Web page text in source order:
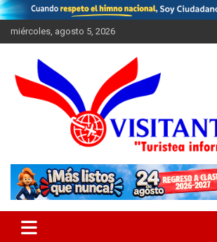
Saltar
al
contenido
miércoles, agosto 5, 2026
Visitantes